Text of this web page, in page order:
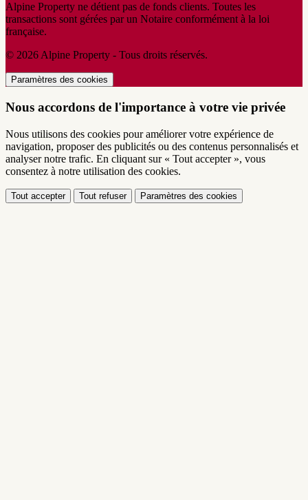
Alpine Property ne détient pas de fonds clients. Toutes les
transactions sont gérées par un Notaire conformément à la loi
française.
© 2026 Alpine Property - Tous droits réservés.
Paramètres des cookies
Nous accordons de l'importance à votre vie privée
Nous utilisons des cookies pour améliorer votre expérience de
navigation, proposer des publicités ou des contenus personnalisés et
analyser notre trafic. En cliquant sur « Tout accepter », vous
consentez à notre utilisation des cookies.
Tout accepter Tout refuser Paramètres des cookies